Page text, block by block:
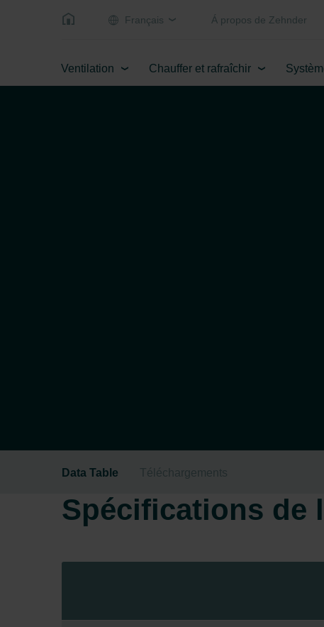
Français Á propos de Zehnder
Ventilation Chauffer et rafraîchir
Data Table Téléchargements
Spécifications de